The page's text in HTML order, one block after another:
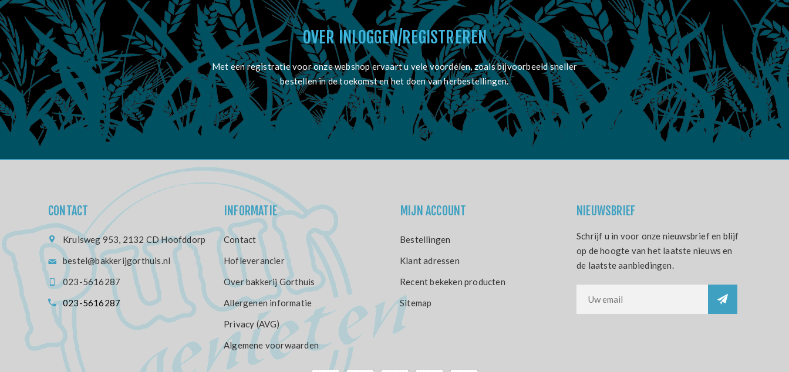
OVER INLOGGEN/REGISTREREN
Met een registratie voor onze webshop ervaart u vele voordelen, zoals bijvoorbeeld sneller
bestellen in de toekomst en het doen van herbestellingen.
CONTACT
Kruisweg 953, 2132 CD Hoofddorp
bestel@bakkerijgorthuis.nl
023-5616287
023-5616287
INFORMATIE
Contact
Hofleverancier
Over bakkerij Gorthuis
Allergenen informatie
Privacy (AVG)
Algemene voorwaarden
MIJN ACCOUNT
Bestellingen
Klant adressen
Recent bekeken producten
Sitemap
NIEUWSBRIEF
Schrijf u in voor onze nieuwsbrief en blijf
op de hoogte van het laatste nieuws en
de laatste aanbiedingen.